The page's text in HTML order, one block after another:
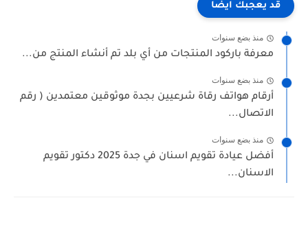
قد يعجبك ايضا
منذ بضع سنوات
معرفة باركود المنتجات من أي بلد تم أنشاء المنتج من...
منذ بضع سنوات
أرقام هواتف رقاة شرعيين بجدة موثوقين معتمدين ( رقم
الاتصال...
منذ بضع سنوات
أفضل عيادة تقويم اسنان في جدة 2025 دكتور تقويم
الاسنان...